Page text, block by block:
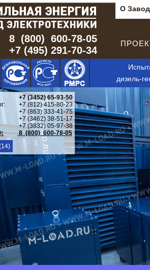
О
8 (800) 600-78-05
+7 (495) 291-70-34
дизель-
+7 (3452) 65-93-50
+7 (812) 415-80-23
+7 (863) 333-41-75
+7 (3462) 38-51-17
+7 (3832) 05-97-38
8 (800) 600-78-05